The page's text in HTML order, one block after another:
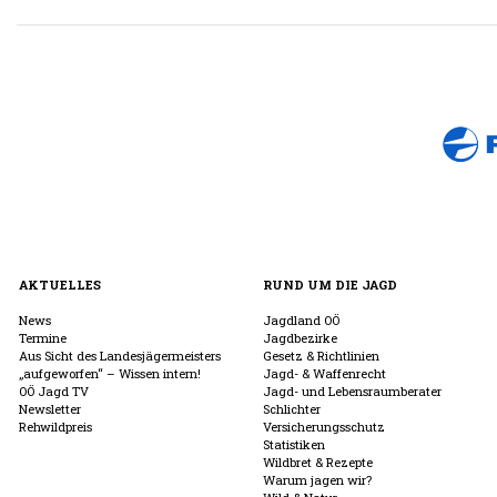
AKTUELLES
News
Termine
Aus Sicht des Landesjägermeisters
„aufgeworfen“ – Wissen intern!
OÖ Jagd TV
Newsletter
Rehwildpreis
RUND UM DIE JAGD
Jagdland OÖ
Jagdbezirke
Gesetz & Richtlinien
Jagd- & Waffenrecht
Jagd- und Lebensraumberater
Schlichter
Versicherungsschutz
Statistiken
Wildbret & Rezepte
Warum jagen wir?